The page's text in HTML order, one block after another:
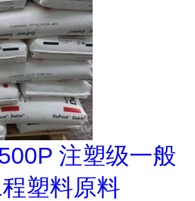
注塑级一般
塑料原料